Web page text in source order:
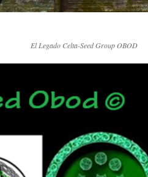
El Legado Celta-Seed Group OBOD